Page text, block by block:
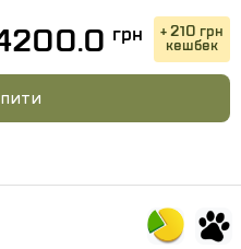
грн + 210 грн
кешбек